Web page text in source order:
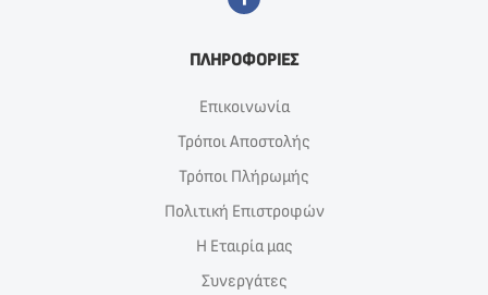
ΠΛΗΡΟΦΟΡΙΕΣ
Επικοινωνία
Τρόποι Αποστολής
Τρόποι Πλήρωμής
Πολιτική Επιστροφών
Η Εταιρία μας
Συνεργάτες